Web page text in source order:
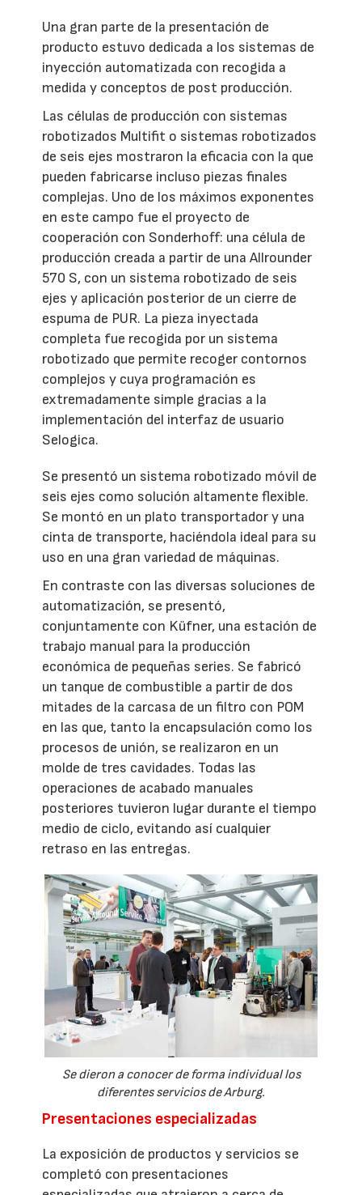
Una gran parte de la presentación de
producto estuvo dedicada a los sistemas de
inyección automatizada con recogida a
medida y conceptos de post producción.
Las células de producción con sistemas
robotizados Multifit o sistemas robotizados
de seis ejes mostraron la eficacia con la que
pueden fabricarse incluso piezas finales
complejas. Uno de los máximos exponentes
en este campo fue el proyecto de
cooperación con Sonderhoff: una célula de
producción creada a partir de una Allrounder
570 S, con un sistema robotizado de seis
ejes y aplicación posterior de un cierre de
espuma de PUR. La pieza inyectada
completa fue recogida por un sistema
robotizado que permite recoger contornos
complejos y cuya programación es
extremadamente simple gracias a la
implementación del interfaz de usuario
Selogica.
Se presentó un sistema robotizado móvil de
seis ejes como solución altamente flexible.
Se montó en un plato transportador y una
cinta de transporte, haciéndola ideal para su
uso en una gran variedad de máquinas.
En contraste con las diversas soluciones de
automatización, se presentó,
conjuntamente con Küfner, una estación de
trabajo manual para la producción
económica de pequeñas series. Se fabricó
un tanque de combustible a partir de dos
mitades de la carcasa de un filtro con POM
en las que, tanto la encapsulación como los
procesos de unión, se realizaron en un
molde de tres cavidades. Todas las
operaciones de acabado manuales
posteriores tuvieron lugar durante el tiempo
medio de ciclo, evitando así cualquier
retraso en las entregas.
Se dieron a conocer de forma individual los
diferentes servicios de Arburg.
Presentaciones especializadas
La exposición de productos y servicios se
completó con presentaciones